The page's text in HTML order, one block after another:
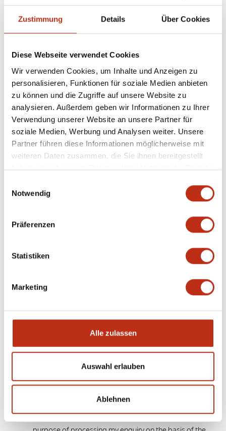
Zustimmung Details Über Cookies
Diese Webseite verwendet Cookies
Wir verwenden Cookies, um Inhalte und Anzeigen zu
personalisieren, Funktionen für soziale Medien anbieten
zu können und die Zugriffe auf unsere Website zu
analysieren. Außerdem geben wir Informationen zu Ihrer
Verwendung unserer Website an unsere Partner für
soziale Medien, Werbung und Analysen weiter. Unsere
Partner führen diese Informationen möglicherweise mit
weiteren Daten zusammen, die Sie ihnen bereitgestellt
haben oder die sie im Rahmen Ihrer Nutzung der Dienste
Notwendig
Präferenzen
Statistiken
Marketing
Alle zulassen
Auswahl erlauben
Ablehnen
ROAD
POST CODE CITY
COUNTRY
E-MAIL*
PHONE
HAVE YOU VISITED US BEFORE?
I agree that the personal data entered by me may be
processed by the data protection officer for the